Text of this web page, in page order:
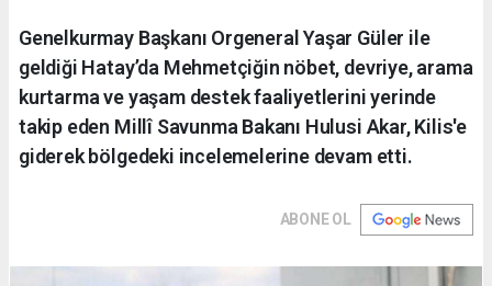
Genelkurmay Başkanı Orgeneral Yaşar Güler ile
geldiği Hatay’da Mehmetçiğin nöbet, devriye, arama
kurtarma ve yaşam destek faaliyetlerini yerinde
takip eden Millî Savunma Bakanı Hulusi Akar, Kilis'e
giderek bölgedeki incelemelerine devam etti.
ABONE OL